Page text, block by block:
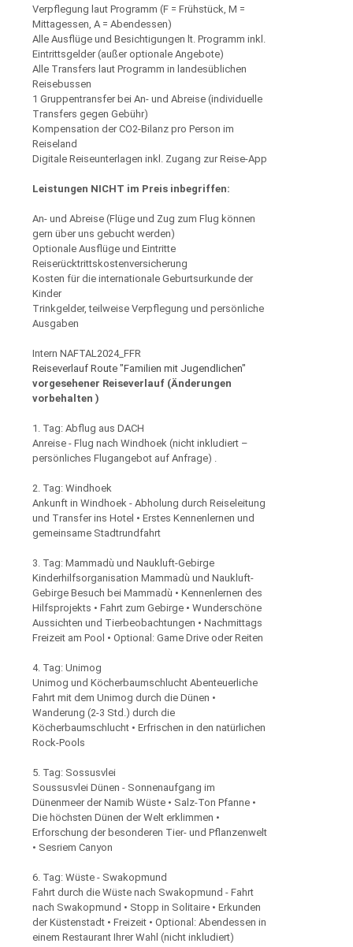
Verpflegung laut Programm (F = Frühstück, M =
Mittagessen, A = Abendessen)
Alle Ausflüge und Besichtigungen lt. Programm inkl.
Eintrittsgelder (außer optionale Angebote)
Alle Transfers laut Programm in landesüblichen
Reisebussen
1 Gruppentransfer bei An- und Abreise (individuelle
Transfers gegen Gebühr)
Kompensation der CO2-Bilanz pro Person im
Reiseland
Digitale Reiseunterlagen inkl. Zugang zur Reise-App
Leistungen NICHT im Preis inbegriffen:
An- und Abreise (Flüge und Zug zum Flug können
gern über uns gebucht werden)
Optionale Ausflüge und Eintritte
Reiserücktrittskostenversicherung
Kosten für die internationale Geburtsurkunde der
Kinder
Trinkgelder, teilweise Verpflegung und persönliche
Ausgaben
Intern NAFTAL2024_FFR
Reiseverlauf Route "Familien mit Jugendlichen"
vorgesehener Reiseverlauf (Änderungen
vorbehalten )
1. Tag: Abflug aus DACH
Anreise - Flug nach Windhoek (nicht inkludiert –
persönliches Flugangebot auf Anfrage) .
2. Tag: Windhoek
Ankunft in Windhoek - Abholung durch Reiseleitung
und Transfer ins Hotel • Erstes Kennenlernen und
gemeinsame Stadtrundfahrt
3. Tag: Mammadù und Naukluft-Gebirge
Kinderhilfsorganisation Mammadù und Naukluft-
Gebirge Besuch bei Mammadù • Kennenlernen des
Hilfsprojekts • Fahrt zum Gebirge • Wunderschöne
Aussichten und Tierbeobachtungen • Nachmittags
Freizeit am Pool • Optional: Game Drive oder Reiten
4. Tag: Unimog
Unimog und Köcherbaumschlucht Abenteuerliche
Fahrt mit dem Unimog durch die Dünen •
Wanderung (2-3 Std.) durch die
Köcherbaumschlucht • Erfrischen in den natürlichen
Rock-Pools
5. Tag: Sossusvlei
Soussusvlei Dünen - Sonnenaufgang im
Dünenmeer der Namib Wüste • Salz-Ton Pfanne •
Die höchsten Dünen der Welt erklimmen •
Erforschung der besonderen Tier- und Pflanzenwelt
• Sesriem Canyon
6. Tag: Wüste - Swakopmund
Fahrt durch die Wüste nach Swakopmund - Fahrt
nach Swakopmund • Stopp in Solitaire • Erkunden
der Küstenstadt • Freizeit • Optional: Abendessen in
einem Restaurant Ihrer Wahl (nicht inkludiert)